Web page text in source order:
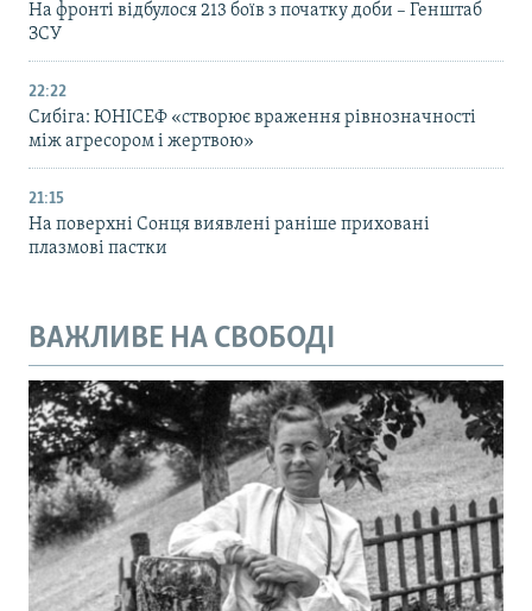
На фронті відбулося 213 боїв з початку доби – Генштаб
ЗСУ
22:22
Сибіга: ЮНІСЕФ «створює враження рівнозначності
між агресором і жертвою»
21:15
На поверхні Сонця виявлені раніше приховані
плазмові пастки
ВАЖЛИВЕ НА СВОБОДІ